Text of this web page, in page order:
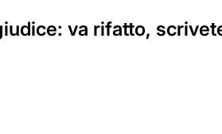
va rifatto,